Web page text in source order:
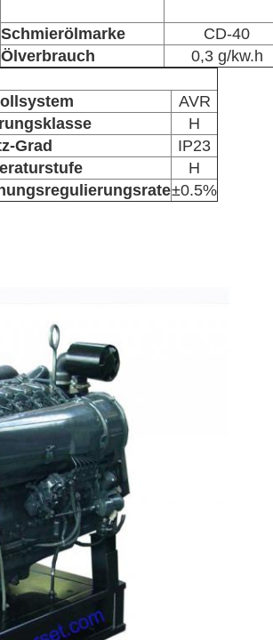
Schmierölmarke
CD-40
Ölverbrauch
0,3 g/kw.h
AVR
H
Grad
IP23
H
±0.5%